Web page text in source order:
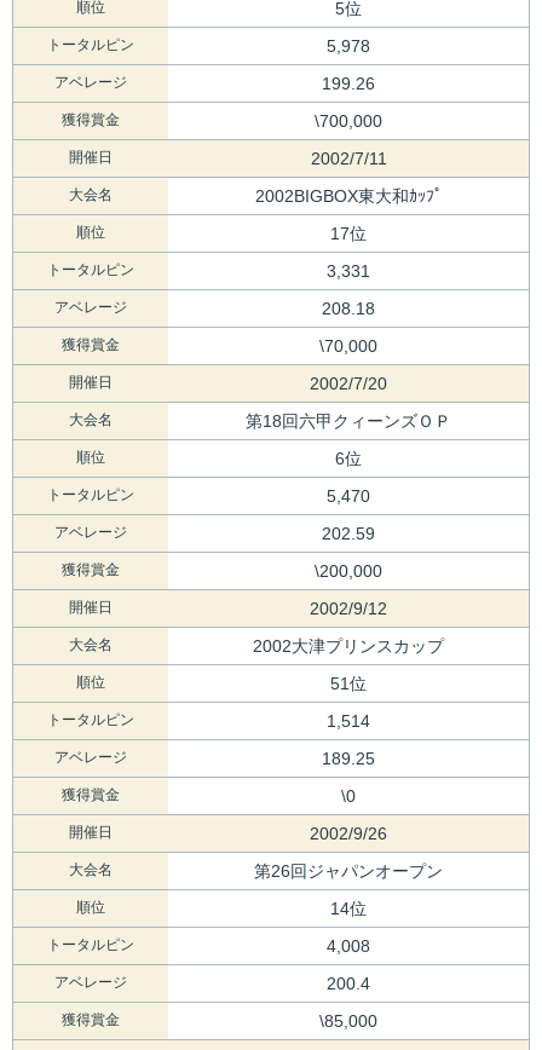
順位 5位
トータルピン 5,978
アベレージ 199.26
獲得賞金 \700,000
開催日 2002/7/11
大会名 2002BIGBOX東大和ｶｯﾌﾟ
順位 17位
トータルピン 3,331
アベレージ 208.18
獲得賞金 \70,000
開催日 2002/7/20
大会名 第18回六甲クィーンズＯＰ
順位 6位
トータルピン 5,470
アベレージ 202.59
獲得賞金 \200,000
開催日 2002/9/12
大会名 2002大津プリンスカップ
順位 51位
トータルピン 1,514
アベレージ 189.25
獲得賞金 \0
開催日 2002/9/26
大会名 第26回ジャパンオープン
順位 14位
トータルピン 4,008
アベレージ 200.4
獲得賞金 \85,000